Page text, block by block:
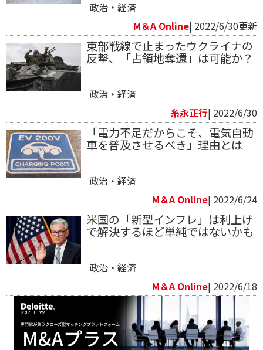
政治・経済
M＆A Online| 2022/6/30更新
東部戦線で止まったウクライナの
反撃、「占領地奪還」は可能か？
政治・経済
糸永正行| 2022/6/30
「電力不足だからこそ、電気自動
車を普及させるべき」理由とは
政治・経済
M＆A Online| 2022/6/24
米国の「新型インフレ」は利上げ
で解決するほど単純ではないかも
政治・経済
M＆A Online| 2022/6/18